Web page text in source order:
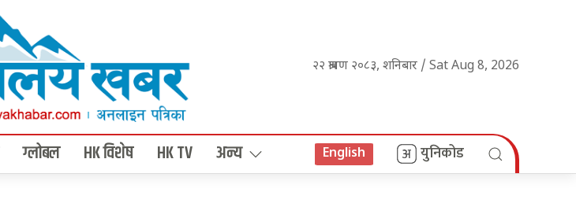
२२ श्रावण २०८३, शनिबार / Sat Aug 8, 2026
ग्लोबल HK विशेष HK TV अन्य English युनिकोड